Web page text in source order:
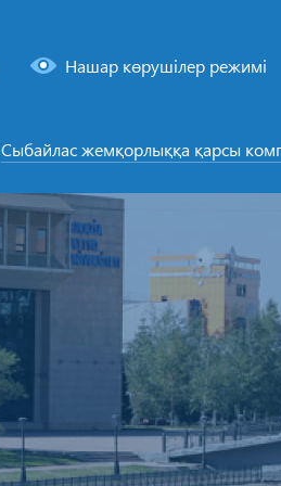
Нашар көрушілер режимі
Сыбайлас жемқорлыққа қарсы